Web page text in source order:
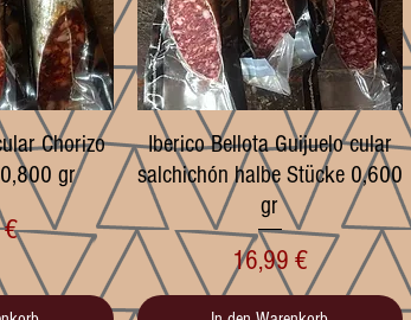
Chorizo
gr
€
Schnellansicht
Iberico Bellota Guijuelo cular
salchichón halbe Stücke 0,600
gr
Preis
16,99 €